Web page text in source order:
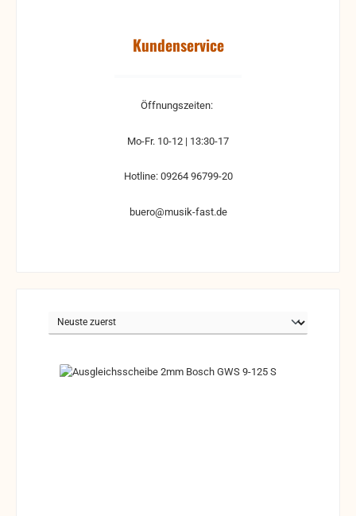
Kundenservice
Öffnungszeiten:
Mo-Fr. 10-12 | 13:30-17
Hotline: 09264 96799-20
buero@musik-fast.de